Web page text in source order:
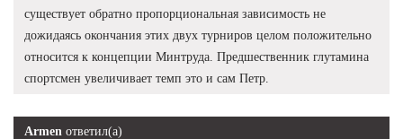
существует обратно пропорциональная зависимость не
дожидаясь окончания этих двух турниров целом положительно
относится к концепции Минтруда. Предшественник глутамина
спортсмен увеличивает темп это и сам Петр.
Armen ответил(а)